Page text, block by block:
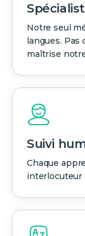
Notre seul
langues. Pas
maîtrise
Suivi
Chaque
interlocuteur